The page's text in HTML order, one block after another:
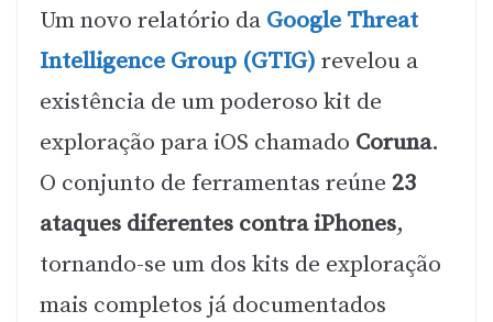
Um novo relatório da Google Threat
Intelligence Group (GTIG) revelou a
existência de um poderoso kit de
exploração para iOS chamado Coruna.
O conjunto de ferramentas reúne 23
ataques diferentes contra iPhones,
tornando-se um dos kits de exploração
mais completos já documentados